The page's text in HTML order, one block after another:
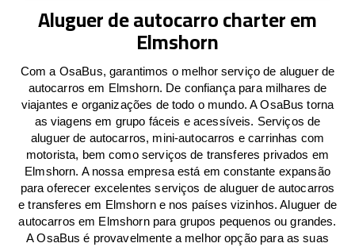
Aluguer de autocarro charter em
Elmshorn
Com a OsaBus, garantimos o melhor serviço de aluguer de
autocarros em Elmshorn. De confiança para milhares de
viajantes e organizações de todo o mundo. A OsaBus torna
as viagens em grupo fáceis e acessíveis. Serviços de
aluguer de autocarros, mini-autocarros e carrinhas com
motorista, bem como serviços de transferes privados em
Elmshorn. A nossa empresa está em constante expansão
para oferecer excelentes serviços de aluguer de autocarros
e transferes em Elmshorn e nos países vizinhos. Aluguer de
autocarros em Elmshorn para grupos pequenos ou grandes.
A OsaBus é provavelmente a melhor opção para as suas